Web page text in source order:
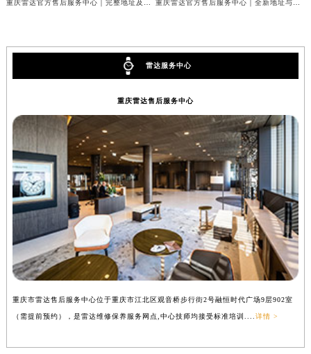
雷达服务中心
重庆雷达售后服务中心
重庆市雷达售后服务中心位于重庆市江北区观音桥步行街2号融恒时代广场9层902室
（需提前预约），是雷达维修保养服务网点,中心技师均接受标准培训.... 详情 >